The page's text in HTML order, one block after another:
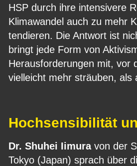
HSP durch ihre intensivere
Klimawandel auch zu mehr
tendieren. Die Antwort ist
bringt jede Form von
Herausforderungen mit, vor
vielleicht mehr sträuben, als
Hochsensibilität
Dr. Shuhei Iimura von der
Tokyo (Japan) sprach über